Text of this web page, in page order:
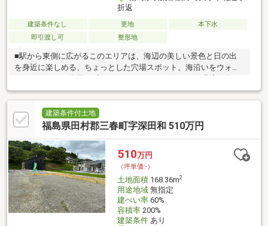
折返
建築条件なし 更地
本下水
即引渡し可
整形地
■駅から東側に広がるこのエリアは、海辺の美しい景色と日の出
を身近に楽しめる、ちょっとした穴場スポット。海沿いをウォー
ています。■震災後には堤防の強化や防災緑地の整備が進み、安
心して新しい生活をスタートできるようになりました。まち全体
が防災意識を高め、暮らしを支える取り組みが続いています。■
広野駅東ニュータウンでは、家を建てる方に最大３００万円の支
サポートとなっています。
建築条件付土地
福島県田村郡三春町字深田和 510万円
510万円
（坪単価:-）
土地面積168.36m2
用途地域無指定
建ぺい率60%
容積率200%
建築条件あり